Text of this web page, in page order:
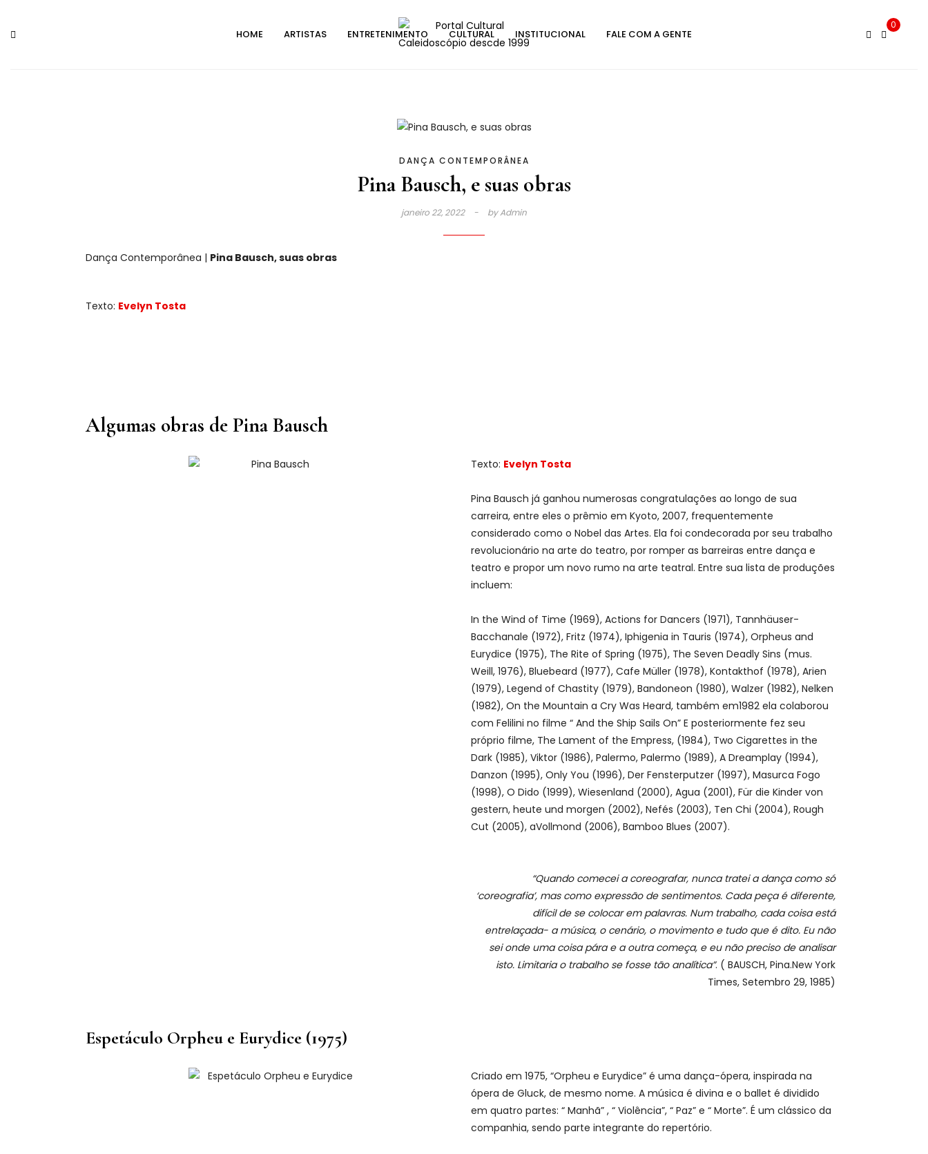
HOME ARTISTAS ENTRETENIMENTO CULTURAL INSTITUCIONAL FALE COM A GENTE
0
DANÇA CONTEMPORÂNEA
Pina Bausch, e suas obras
janeiro 22, 2022 byAdmin
Dança Contemporânea | Pina Bausch, suas obras
Texto: Evelyn Tosta
Algumas obras de Pina Bausch
Texto: Evelyn Tosta
Pina Bausch já ganhou numerosas congratulações ao longo de sua
carreira, entre eles o prêmio em Kyoto, 2007, frequentemente
considerado como o Nobel das Artes. Ela foi condecorada por seu trabalho
revolucionário na arte do teatro, por romper as barreiras entre dança e
teatro e propor um novo rumo na arte teatral. Entre sua lista de produções
incluem:
In the Wind of Time (1969), Actions for Dancers (1971), Tannhäuser-
Bacchanale (1972), Fritz (1974), Iphigenia in Tauris (1974), Orpheus and
Eurydice (1975), The Rite of Spring (1975), The Seven Deadly Sins (mus.
Weill, 1976), Bluebeard (1977), Cafe Müller (1978), Kontakthof (1978), Arien
(1979), Legend of Chastity (1979), Bandoneon (1980), Walzer (1982), Nelken
(1982), On the Mountain a Cry Was Heard, também em1982 ela colaborou
com Felilini no filme “ And the Ship Sails On” E posteriormente fez seu
próprio filme, The Lament of the Empress, (1984), Two Cigarettes in the
Dark (1985), Viktor (1986), Palermo, Palermo (1989), A Dreamplay (1994),
Danzon (1995), Only You (1996), Der Fensterputzer (1997), Masurca Fogo
(1998), O Dido (1999), Wiesenland (2000), Agua (2001), Für die Kinder von
gestern, heute und morgen (2002), Nefés (2003), Ten Chi (2004), Rough
Cut (2005), aVollmond (2006), Bamboo Blues (2007).
“Quando comecei a coreografar, nunca tratei a dança como só
‘coreografia’, mas como expressão de sentimentos. Cada peça é diferente,
difícil de se colocar em palavras. Num trabalho, cada coisa está
entrelaçada- a música, o cenário, o movimento e tudo que é dito. Eu não
sei onde uma coisa pára e a outra começa, e eu não preciso de analisar
isto. Limitaria o trabalho se fosse tão analítica”. ( BAUSCH, Pina.New York
Times, Setembro 29, 1985)
Espetáculo Orpheu e Eurydice (1975)
Criado em 1975, “Orpheu e Eurydice” é uma dança-ópera, inspirada na
ópera de Gluck, de mesmo nome. A música é divina e o ballet é dividido
em quatro partes: “ Manhã” , “ Violência”, “ Paz” e “ Morte”. É um clássico da
companhia, sendo parte integrante do repertório.